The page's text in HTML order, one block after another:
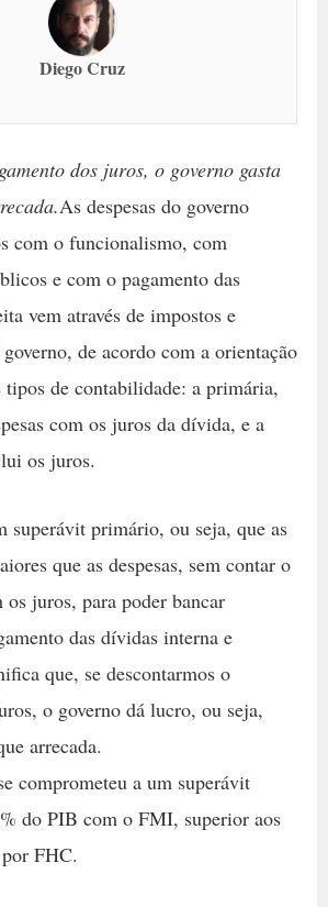
Diego Cruz
dos juros, o governo gasta
As despesas do governo
com o funcionalismo, com
e com o pagamento das
vem através de impostos e
de acordo com a orientação
de contabilidade: a primária,
com os juros da dívida, e a
os juros.
superávit primário, ou seja, que as
que as despesas, sem contar o
os juros, para poder bancar
das dívidas interna e
que, se descontarmos o
o governo dá lucro, ou seja,
arrecada.
comprometeu a um superávit
do PIB com o FMI, superior aos
FHC.